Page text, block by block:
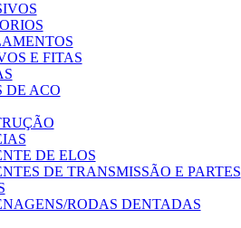
E FITAS
DE ACO
DE ELOS
DE TRANSMISSÃO E PARTES
RODAS DENTADAS